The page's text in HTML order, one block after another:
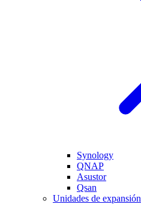
Synology
QNAP
Asustor
Qsan
Unidades de expansión